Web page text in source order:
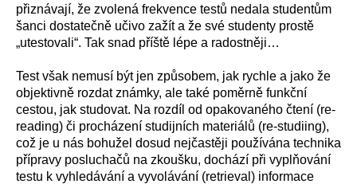
přiznávají, že zvolená frekvence testů nedala studentům
šanci dostatečně učivo zažít a že své studenty prostě
„utestovali“. Tak snad příště lépe a radostněji…
Test však nemusí být jen způsobem, jak rychle a jako že
objektivně rozdat známky, ale také poměrně funkční
cestou, jak studovat. Na rozdíl od opakovaného čtení (re-
reading) či procházení studijních materiálů (re-studiing),
což je u nás bohužel dosud nejčastěji používána technika
přípravy posluchačů na zkoušku, dochází při vyplňování
testu k vyhledávání a vyvolávání (retrieval) informace